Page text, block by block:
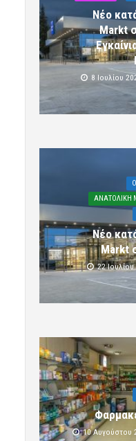
Νέο
Markt
8 Ιουλίου
ΑΝΑΤΟΛΙΚΗ
Νέο
Markt
22
10 Αυγούστου